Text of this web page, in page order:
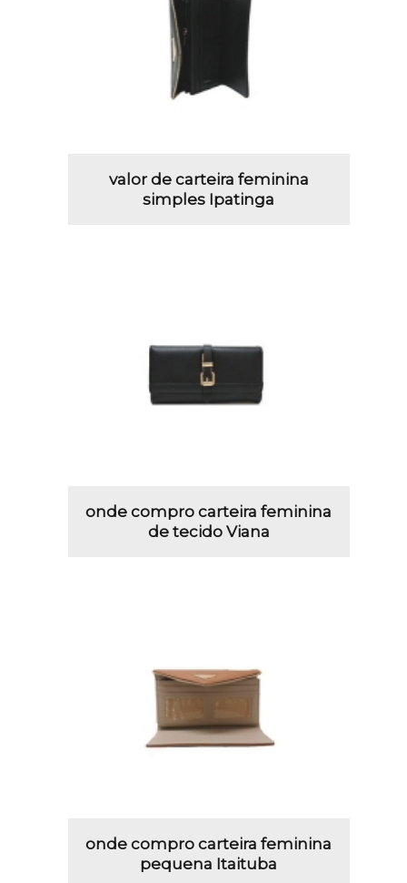
valor de carteira feminina
simples Ipatinga
onde compro carteira feminina
de tecido Viana
onde compro carteira feminina
pequena Itaituba